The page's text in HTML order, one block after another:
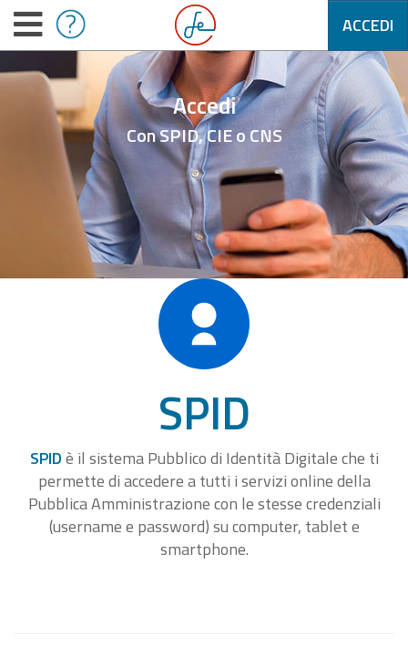
ACCEDI
Accedi
Con SPID, CIE o CNS
SPID
SPIDè il sistema Pubblico di Identità Digitale che ti
permette di accedere a tutti i servizi online della
Pubblica Amministrazione con le stesse credenziali
(username e password) su computer, tablet e
smartphone.